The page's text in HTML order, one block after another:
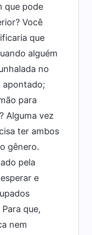
que pode
Você
que
alguém
no
apontado;
para
Alguma vez
ter ambos
gênero.
pela
e
que,
nem